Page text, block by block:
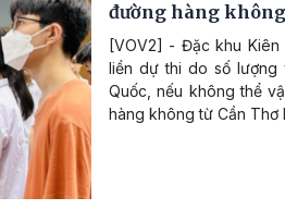
đường hàng không
[VOV2] - Đặc khu
liền dự thi do số lượng
Quốc, nếu không thể
hàng không từ Cần Thơ